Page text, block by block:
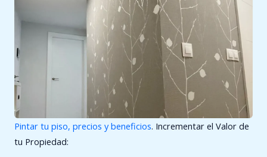
Pintar tu piso, precios y beneficios. Incrementar el Valor de
tu Propiedad: